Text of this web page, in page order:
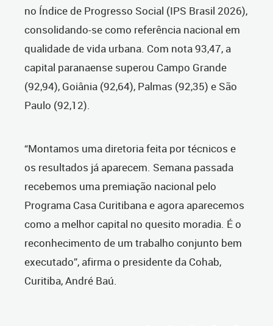
no Índice de Progresso Social (IPS Brasil 2026),
consolidando-se como referência nacional em
qualidade de vida urbana. Com nota 93,47, a
capital paranaense superou Campo Grande
(92,94), Goiânia (92,64), Palmas (92,35) e São
Paulo (92,12).
“Montamos uma diretoria feita por técnicos e
os resultados já aparecem. Semana passada
recebemos uma premiação nacional pelo
Programa Casa Curitibana e agora aparecemos
como a melhor capital no quesito moradia. É o
reconhecimento de um trabalho conjunto bem
executado”, afirma o presidente da Cohab,
Curitiba, André Baú.